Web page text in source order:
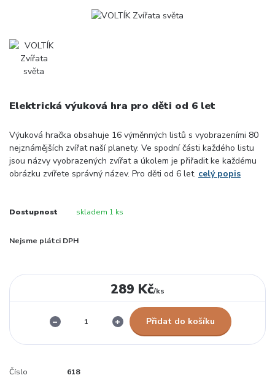
Elektrická výuková hra pro děti od 6 let
Výuková hračka obsahuje 16 výměnných listů s vyobrazeními 80
nejznámějších zvířat naší planety. Ve spodní části každého listu
jsou názvy vyobrazených zvířat a úkolem je přiřadit ke každému
obrázku zvířete správný název. Pro děti od 6 let. celý popis
Dostupnost skladem 1 ks
Nejsme plátci DPH
289 Kč/ks
Přidat do košíku
Číslo
618